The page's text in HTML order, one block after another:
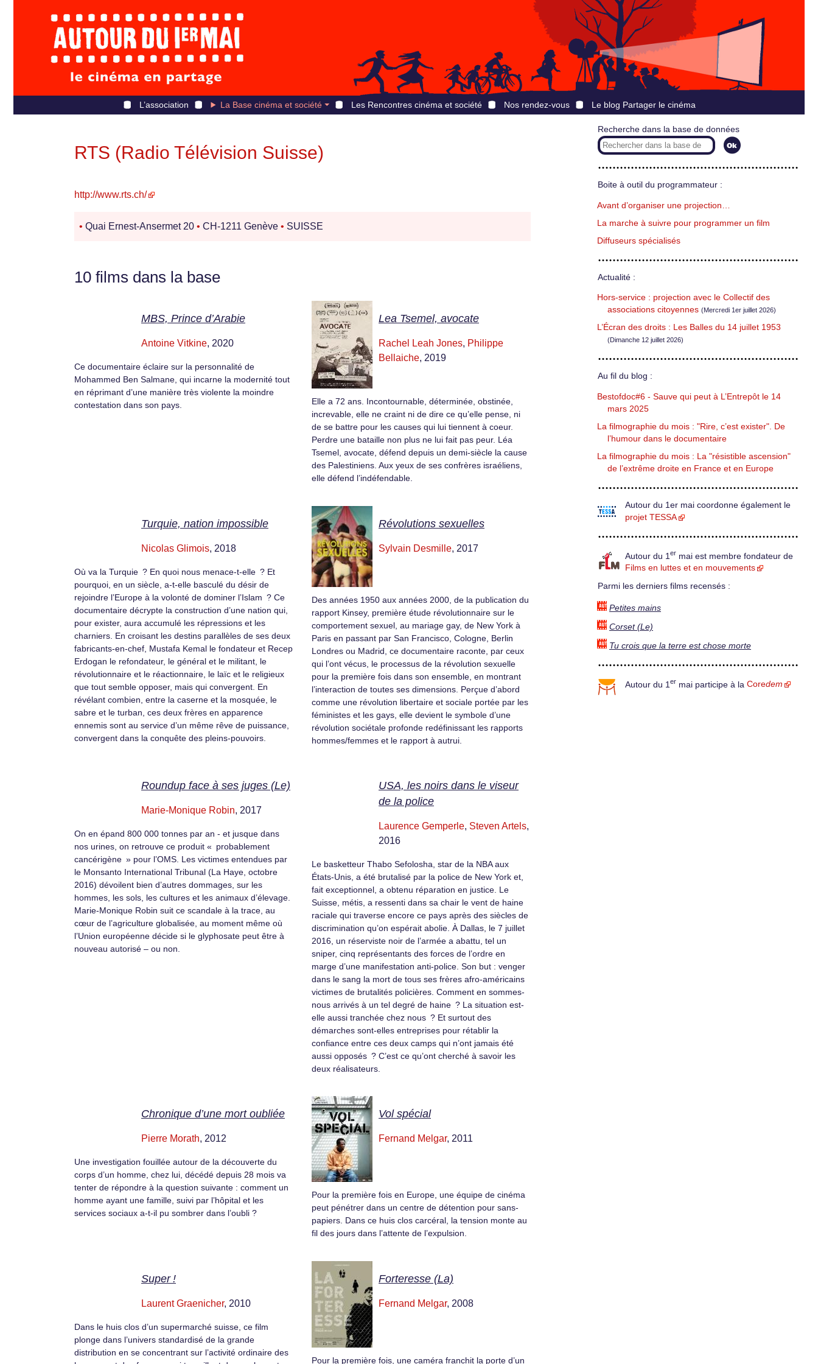
L’association La Base cinéma et société Les Rencontres cinéma et société Nos rendez-vous Le blog Partager le cinéma
RTS (Radio Télévision Suisse)
http://www.rts.ch/
• Quai Ernest-Ansermet 20 • CH-1211 Genève • SUISSE
10 films dans la base
MBS, Prince d’Arabie
Antoine Vitkine, 2020
Ce documentaire éclaire sur la personnalité de
Mohammed Ben Salmane, qui incarne la modernité tout
en réprimant d’une manière très violente la moindre
contestation dans son pays.
Lea Tsemel, avocate
Rachel Leah Jones, Philippe
Bellaiche, 2019
Elle a 72 ans. Incontournable, déterminée, obstinée,
increvable, elle ne craint ni de dire ce qu’elle pense, ni
de se battre pour les causes qui lui tiennent à coeur.
Perdre une bataille non plus ne lui fait pas peur. Léa
Tsemel, avocate, défend depuis un demi-siècle la cause
des Palestiniens. Aux yeux de ses confrères israéliens,
elle défend l’indéfendable.
Turquie, nation impossible
Nicolas Glimois, 2018
Où va la Turquie ? En quoi nous menace-t-elle ? Et
pourquoi, en un siècle, a-t-elle basculé du désir de
rejoindre l’Europe à la volonté de dominer l’Islam ? Ce
documentaire décrypte la construction d’une nation qui,
pour exister, aura accumulé les répressions et les
charniers. En croisant les destins parallèles de ses deux
fabricants-en-chef, Mustafa Kemal le fondateur et Recep
Erdogan le refondateur, le général et le militant, le
révolutionnaire et le réactionnaire, le laïc et le religieux
que tout semble opposer, mais qui convergent. En
révélant combien, entre la caserne et la mosquée, le
sabre et le turban, ces deux frères en apparence
ennemis sont au service d’un même rêve de puissance,
convergent dans la conquête des pleins-pouvoirs.
Révolutions sexuelles
Sylvain Desmille, 2017
Des années 1950 aux années 2000, de la publication du
rapport Kinsey, première étude révolutionnaire sur le
comportement sexuel, au mariage gay, de New York à
Paris en passant par San Francisco, Cologne, Berlin
Londres ou Madrid, ce documentaire raconte, par ceux
qui l’ont vécus, le processus de la révolution sexuelle
pour la première fois dans son ensemble, en montrant
l’interaction de toutes ses dimensions. Perçue d’abord
comme une révolution libertaire et sociale portée par les
féministes et les gays, elle devient le symbole d’une
révolution sociétale profonde redéfinissant les rapports
hommes/femmes et le rapport à autrui.
Roundup face à ses juges (Le)
Marie-Monique Robin, 2017
On en épand 800 000 tonnes par an - et jusque dans
nos urines, on retrouve ce produit « probablement
cancérigène » pour l’OMS. Les victimes entendues par
le Monsanto International Tribunal (La Haye, octobre
2016) dévoilent bien d’autres dommages, sur les
hommes, les sols, les cultures et les animaux d’élevage.
Marie-Monique Robin suit ce scandale à la trace, au
cœur de l’agriculture globalisée, au moment même où
l’Union européenne décide si le glyphosate peut être à
nouveau autorisé – ou non.
USA, les noirs dans le viseur
de la police
Laurence Gemperle, Steven Artels,
2016
Le basketteur Thabo Sefolosha, star de la NBA aux
États-Unis, a été brutalisé par la police de New York et,
fait exceptionnel, a obtenu réparation en justice. Le
Suisse, métis, a ressenti dans sa chair le vent de haine
raciale qui traverse encore ce pays après des siècles de
discrimination qu’on espérait abolie. À Dallas, le 7 juillet
2016, un réserviste noir de l’armée a abattu, tel un
sniper, cinq représentants des forces de l’ordre en
marge d’une manifestation anti-police. Son but : venger
dans le sang la mort de tous ses frères afro-américains
victimes de brutalités policières. Comment en sommes-
nous arrivés à un tel degré de haine ? La situation est-
elle aussi tranchée chez nous ? Et surtout des
démarches sont-elles entreprises pour rétablir la
confiance entre ces deux camps qui n’ont jamais été
aussi opposés ? C’est ce qu’ont cherché à savoir les
deux réalisateurs.
Chronique d’une mort oubliée
Pierre Morath, 2012
Une investigation fouillée autour de la découverte du
corps d’un homme, chez lui, décédé depuis 28 mois va
tenter de répondre à la question suivante : comment un
homme ayant une famille, suivi par l’hôpital et les
services sociaux a-t-il pu sombrer dans l’oubli ?
Vol spécial
Fernand Melgar, 2011
Pour la première fois en Europe, une équipe de cinéma
peut pénétrer dans un centre de détention pour sans-
papiers. Dans ce huis clos carcéral, la tension monte au
fil des jours dans l’attente de l’expulsion.
Super !
Laurent Graenicher, 2010
Dans le huis clos d’un supermarché suisse, ce film
plonge dans l’univers standardisé de la grande
distribution en se concentrant sur l’activité ordinaire des
Forteresse (La)
Fernand Melgar, 2008
Pour la première fois, une caméra franchit la porte d’un
Recherche dans la base de données
Boite à outil du programmateur :
Avant d’organiser une projection…
La marche à suivre pour programmer un film
Diffuseurs spécialisés
Actualité :
Hors-service : projection avec le Collectif des
associations citoyennes (Mercredi 1er juillet 2026)
L’Écran des droits : Les Balles du 14 juillet 1953
(Dimanche 12 juillet 2026)
Au fil du blog :
Bestofdoc#6 - Sauve qui peut à L’Entrepôt le 14
mars 2025
La filmographie du mois : "Rire, c’est exister". De
l’humour dans le documentaire
La filmographie du mois : La "résistible ascension"
de l’extrême droite en France et en Europe
Autour du 1er mai coordonne également le
projet TESSA
Autour du 1 er mai est membre fondateur de
Films en luttes et en mouvements
Parmi les derniers films recensés :
Petites mains
Corset (Le)
Tu crois que la terre est chose morte
Autour du 1 er mai participe à la Coredem